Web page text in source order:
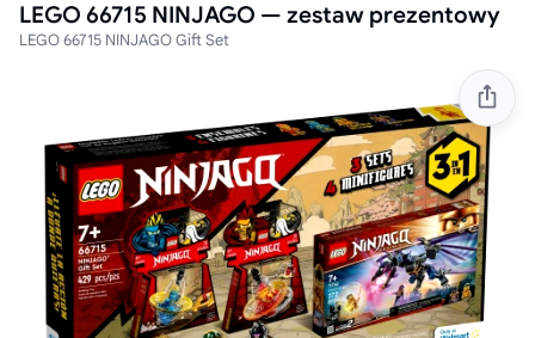
LEGO 66715 NINJAGO — zestaw prezentowy
LEGO 66715 NINJAGO Gift Set